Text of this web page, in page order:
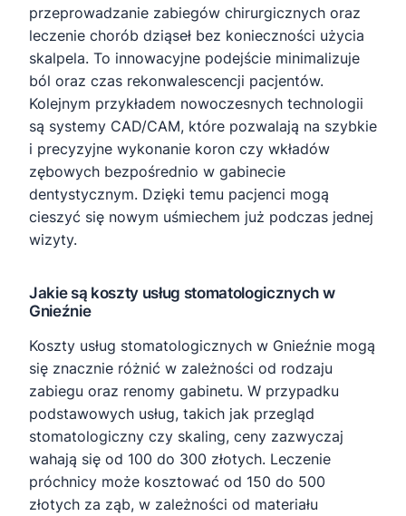
przeprowadzanie zabiegów chirurgicznych oraz
leczenie chorób dziąseł bez konieczności użycia
skalpela. To innowacyjne podejście minimalizuje
ból oraz czas rekonwalescencji pacjentów.
Kolejnym przykładem nowoczesnych technologii
są systemy CAD/CAM, które pozwalają na szybkie
i precyzyjne wykonanie koron czy wkładów
zębowych bezpośrednio w gabinecie
dentystycznym. Dzięki temu pacjenci mogą
cieszyć się nowym uśmiechem już podczas jednej
wizyty.
Jakie są koszty usług stomatologicznych w
Gnieźnie
Koszty usług stomatologicznych w Gnieźnie mogą
się znacznie różnić w zależności od rodzaju
zabiegu oraz renomy gabinetu. W przypadku
podstawowych usług, takich jak przegląd
stomatologiczny czy skaling, ceny zazwyczaj
wahają się od 100 do 300 złotych. Leczenie
próchnicy może kosztować od 150 do 500
złotych za ząb, w zależności od materiału